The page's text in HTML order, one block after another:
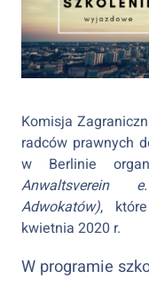
Komisja
radców prawnych
w Berlinie
Anwaltsverein
Adwokatów),
kwietnia 2020 r.
W programie